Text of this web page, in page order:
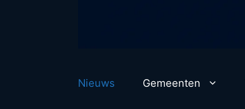
Nieuws Gemeenten